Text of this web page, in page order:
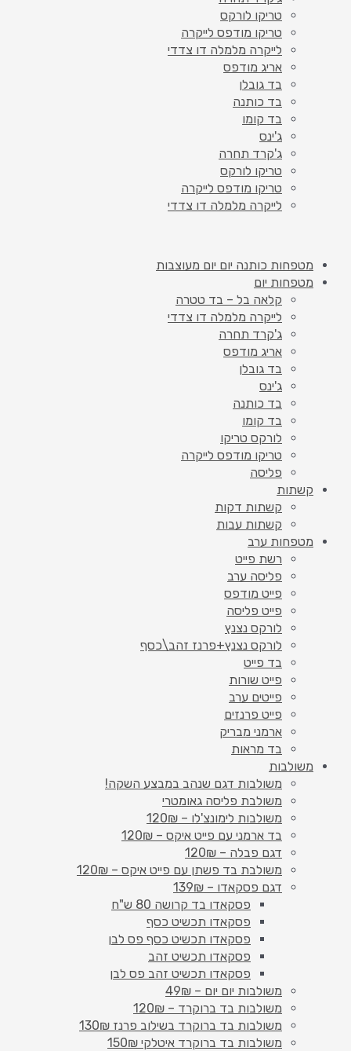
טריקו לורקס
טריקו מודפס לייקרה
לייקרה מלמלה דו צדדי
אריג מודפס
בד גובלן
בד כותנה
בד קומו
ג'ינס
ג'קרד תחרה
טריקו לורקס
טריקו מודפס לייקרה
לייקרה מלמלה דו צדדי
מטפחות כותנה יום יום מעוצבות
מטפחות יום
קלאה בל – בד טטרה
לייקרה מלמלה דו צדדי
ג'קרד תחרה
אריג מודפס
בד גובלן
ג'ינס
בד כותנה
בד קומו
לורקס טריקו
טריקו מודפס לייקרה
פליסה
קשתות
קשתות דקות
קשתות עבות
מטפחות ערב
רשת פייט
פליסה ערב
פייט מודפס
פייט פליסה
לורקס נצנץ
לורקס נצנץ+פרנז זהב\כסף
בד פייט
פייט שורות
פייטים ערב
פייט פרנזים
ארמני מבריק
בד מראות
משולבות
משולבות דגם שנהב במבצע השקה!
משולבת פליסה גאומטרי
משולבות לימונצ'לו – 120₪
בד ארמני עם פייט איקס – 120₪
דגם פבלה – 120₪
משולבת בד פשתן עם פייט איקס – 120₪
דגם פסקאדו – 139₪
פסקאדו בד קרושה 80 ש"ח
פסקאדו תכשיט כסף
פסקאדו תכשיט כסף פס לבן
פסקאדו תכשיט זהב
פסקאדו תכשיט זהב פס לבן
משולבות יום יום – 49₪
משולבות בד ברוקרד – 120₪
משולבות בד ברוקרד בשילוב פרנז 130₪
משולבות בד ברוקרד איטלקי 150₪